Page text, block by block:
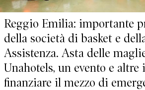
Reggio Emilia: importante
della società di basket e
Assistenza. Asta delle
Unahotels, un evento e
finanziare il mezzo di